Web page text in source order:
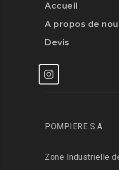
Accueil
A propos de
Devis
POMPIERE S.A.
Zone Industrielle